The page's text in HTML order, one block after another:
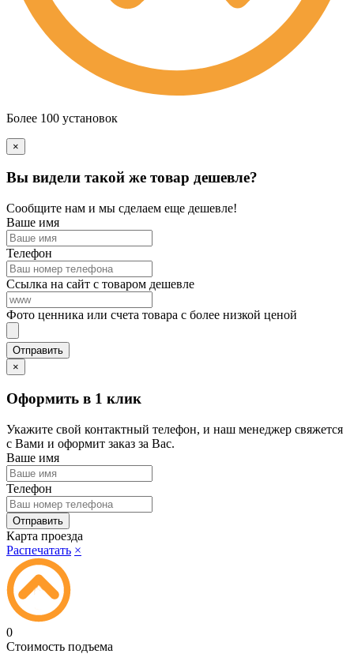
Более 100 установок
×
Вы видели такой же товар дешевле?
Сообщите нам и мы сделаем еще дешевле!
Ваше имя
Телефон
Ссылка на сайт с товаром дешевле
Фото ценника или счета товара с более низкой ценой
×
Оформить в 1 клик
Укажите свой контактный телефон, и наш менеджер свяжется
с Вами и оформит заказ за Вас.
Ваше имя
Телефон
Карта проезда
Распечатать ×
0
Стоимость подъема